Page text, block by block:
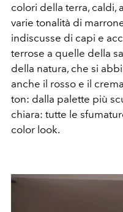
colori della terra, caldi,
varie tonalità di
indiscusse di capi e
terrose a quelle della
della natura, che si
anche il rosso e il
ton: dalla palette più
chiara: tutte le
color look.